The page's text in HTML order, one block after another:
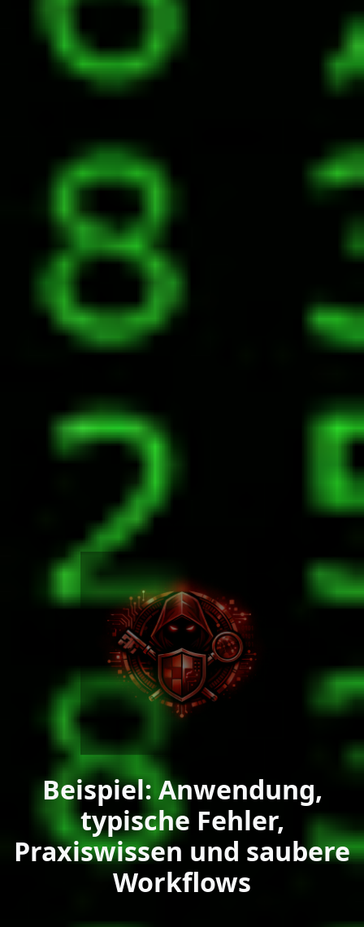
Beispiel: Anwendung,
typische Fehler,
Praxiswissen und saubere
Workflows